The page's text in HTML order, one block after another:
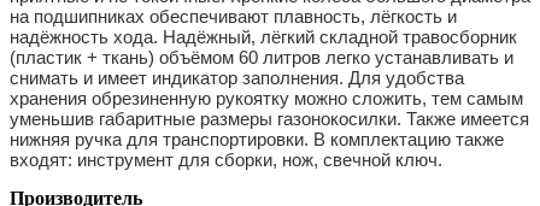
на подшипниках обеспечивают плавность, лёгкость и
надёжность хода. Надёжный, лёгкий складной травосборник
(пластик + ткань) объёмом 60 литров легко устанавливать и
снимать и имеет индикатор заполнения. Для удобства
хранения обрезиненную рукоятку можно сложить, тем самым
уменьшив габаритные размеры газонокосилки. Также имеется
нижняя ручка для транспортировки. В комплектацию также
входят: инструмент для сборки, нож, свечной ключ.
Производитель